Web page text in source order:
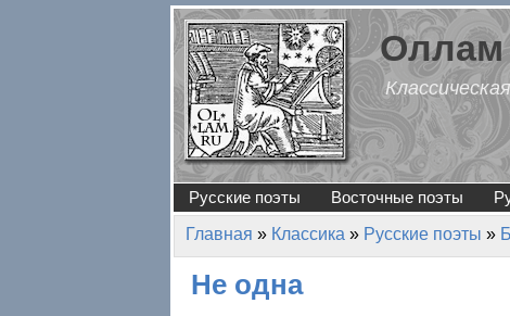
Перейти к основному содержанию
Оллам
Русские поэты Восточные поэты
Вы здесь
Главная » Классика » Русские поэты »
Не одна